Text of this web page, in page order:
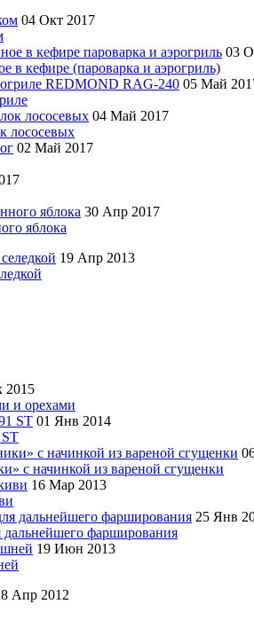
04 Окт 2017
03
в кефире (пароварка и аэрогриль)
05 Май
04 Май 2017
лососевых
02 Май 2017
30 Апр 2017
яблока
19 Апр 2013
2015
и орехами
01 Янв 2014
с начинкой из вареной сгущенки
16 Мар 2013
25 Янв
дальнейшего фарширования
19 Июн 2013
Апр 2012